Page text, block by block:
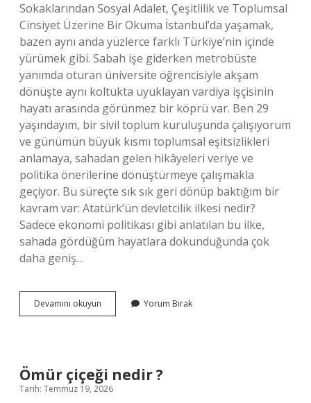
Sokaklarından Sosyal Adalet, Çeşitlilik ve Toplumsal
Cinsiyet Üzerine Bir Okuma İstanbul’da yaşamak,
bazen aynı anda yüzlerce farklı Türkiye’nin içinde
yürümek gibi. Sabah işe giderken metrobüste
yanımda oturan üniversite öğrencisiyle akşam
dönüşte aynı koltukta uyuklayan vardiya işçisinin
hayatı arasında görünmez bir köprü var. Ben 29
yaşındayım, bir sivil toplum kuruluşunda çalışıyorum
ve günümün büyük kısmı toplumsal eşitsizlikleri
anlamaya, sahadan gelen hikâyeleri veriye ve
politika önerilerine dönüştürmeye çalışmakla
geçiyor. Bu süreçte sık sık geri dönüp baktığım bir
kavram var: Atatürk’ün devletcilik ilkesi nedir?
Sadece ekonomi politikası gibi anlatılan bu ilke,
sahada gördüğüm hayatlara dokunduğunda çok
daha geniş…
Devamını okuyun Atatürk’ün
devletcilik
Yorum Bırak
Ömür çiçeği nedir ?
Tarih: Temmuz 19, 2026